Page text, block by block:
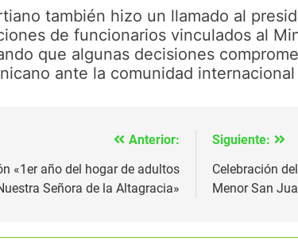
también hizo un llamado al
de funcionarios vinculados al
que algunas decisiones
ante la comunidad internacional
Anterior:
«1er año del hogar de adultos
Señora de la Altagracia»
Siguiente:
Celebración
Menor San